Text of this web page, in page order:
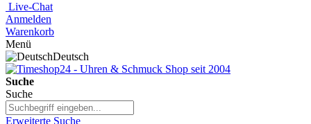
Live-Chat
Anmelden
Warenkorb
Menü
Deutsch
Suche
Suche
Erweiterte Suche